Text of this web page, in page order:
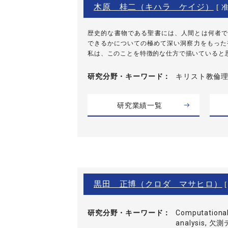
木原 桂二（キハラ ケイジ） [
歴史的な書物である聖書には、人間とは何者
できるかについての極めて深い洞察力をもっ
私は、このことを特徴的な仕方で描いている
研究分野・ キーワード キリスト教倫
研究業績一覧
黒田 正博（クロダ マサヒロ）
研究分野・ キーワード
analysis, 欠測